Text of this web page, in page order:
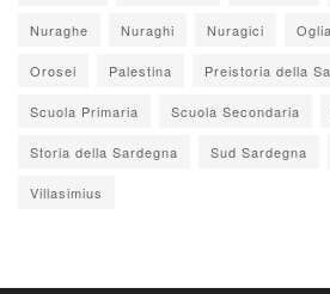
Nuraghe Nuraghi Nuragici
Orosei Palestina Preistoria della
Scuola Primaria Scuola Secondaria
Storia della Sardegna Sud Sardegna
Villasimius